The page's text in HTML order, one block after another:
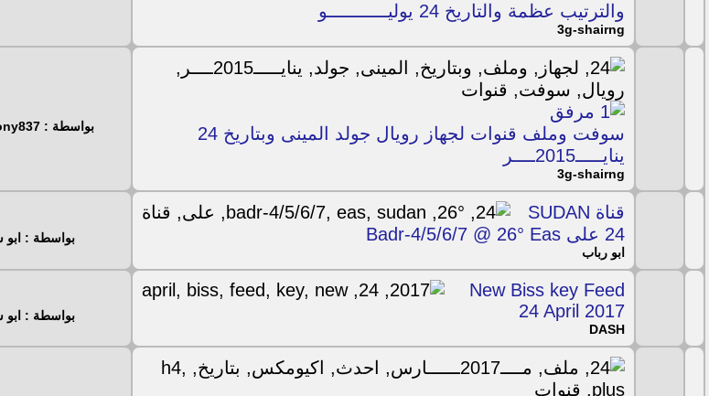
والترتيب عظمة والتاريخ 24 يوليـــــــــــو
3g-shairng
سوفت وملف قنوات لجهاز رويال جولد المينى وبتاريخ 24
ينايـــــ2015ــــر
3g-shairng
بواسطة : elsony837
قناة SUDAN
24 على Badr-4/5/6/7 @ 26° Eas
ابو رباب
بواسطة : ابو
New Biss key Feed
24 April 2017
DASH
بواسطة : ابو